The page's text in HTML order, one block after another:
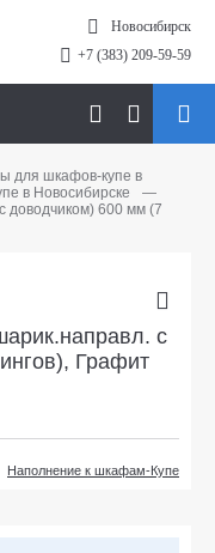
Новосибирск
+7 (383) 209-59-59
для шкафов-купе в
в Новосибирске
—
доводчиком) 600 мм (7
с
Графит
Наполнение к шкафам-Купе